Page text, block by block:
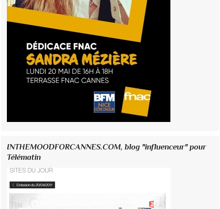
INTHEMOODFORCANNES.COM, blog "influenceur" pour
Télématin